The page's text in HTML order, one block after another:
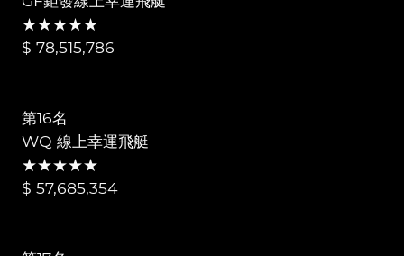
★★★★★
$ 78,515,786
第16名
WQ 線上幸運飛艇
★★★★★
$ 57,685,354